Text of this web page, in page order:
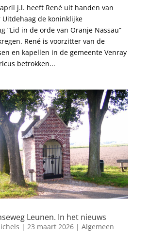
j.l. heeft René uit handen van
de koninklijke
“Lid in de orde van Oranje Nassau”
René is voorzitter van de
en kapellen in de gemeente Venray
betrokken...
Leunen. In het nieuws
| 23 maart 2026| Algemeen